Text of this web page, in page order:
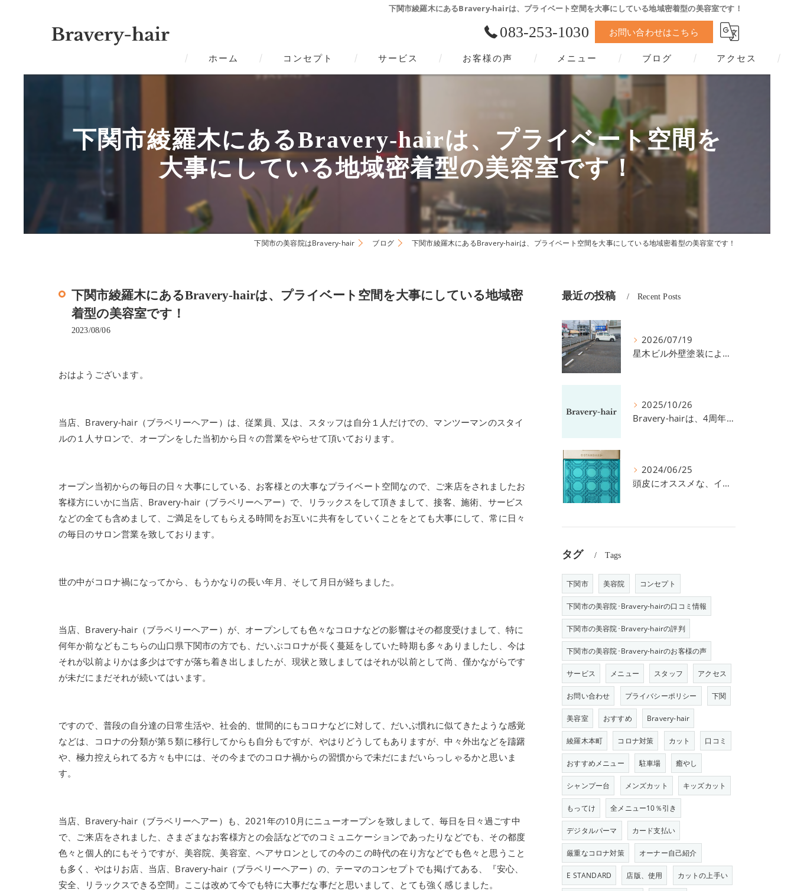
下関市綾羅木にあるBravery-hairは、プライベート空間を大事にしている地域密着型の美容室です！
083-253-1030 お問い合わせはこちら
ホーム コンセプト
下関市の美容院･Bravery-hairのお客様の声
サービス お客様の声 メニュー ブログ アクセス
下関市綾羅木にあるBravery-hairは、プライベート空間を
大事にしている地域密着型の美容室です！
下関市の美容院はBravery-hair ブログ 下関市綾羅木にあるBravery-hairは、プライベート空間を大事にしている地域密着型の美容室です！
下関市綾羅木にあるBravery-hairは、プライベート空間を大事にしている地域密
着型の美容室です！
2023/08/06
おはようございます。
当店、Bravery-hair（ブラベリーヘアー）は、従業員、又は、スタッフは自分１人だけでの、マンツーマンのスタイ
ルの１人サロンで、オープンをした当初から日々の営業をやらせて頂いております。
オープン当初からの毎日の日々大事にしている、お客様との大事なプライベート空間なので、ご来店をされましたお
客様方にいかに当店、Bravery-hair（ブラベリーヘアー）で、リラックスをして頂きまして、接客、施術、サービス
などの全ても含めまして、ご満足をしてもらえる時間をお互いに共有をしていくことをとても大事にして、常に日々
の毎日のサロン営業を致しております。
世の中がコロナ禍になってから、もうかなりの長い年月、そして月日が経ちました。
当店、Bravery-hair（ブラベリーヘアー）が、オープンしても色々なコロナなどの影響はその都度受けまして、特に
何年か前などもこちらの山口県下関市の方でも、だいぶコロナが長く蔓延をしていた時期も多々ありましたし、今は
それが以前よりかは多少はですが落ち着き出しましたが、現状と致しましてはそれが以前として尚、僅かながらです
が未だにまだそれが続いてはいます。
ですので、普段の自分達の日常生活や、社会的、世間的にもコロナなどに対して、だいぶ慣れに似てきたような感覚
などは、コロナの分類が第５類に移行してからも自分もですが、やはりどうしてもありますが、中々外出などを躊躇
や、極力控えられてる方々も中には、その今までのコロナ禍からの習慣からで未だにまだいらっしゃるかと思いま
す。
当店、Bravery-hair（ブラベリーヘアー）も、2021年の10月にニューオープンを致しまして、毎日を日々過ごす中
で、ご来店をされました、さまざまなお客様方との会話などでのコミュニケーションであったりなどでも、その都度
色々と個人的にもそうですが、美容院、美容室、ヘアサロンとしての今のこの時代の在り方などでも色々と思うこと
も多く、やはりお店、当店、Bravery-hair（ブラベリーヘアー）の、テーマのコンセプトでも掲げてある、『安心、
安全、リラックスできる空間』ここは改めて今でも特に大事だな事だと思いまして、とても強く感じました。
最近の投稿 Recent Posts
2026/07/19
星木ビル外壁塗装による、駐車場の件につきまして。
2025/10/26
Bravery-hairは、4周年を迎えました！
2024/06/25
頭皮にオススメな、イイスタンダードのスカルプ系シャンプー＆トリートメントです！
タグ Tags
下関市 美容院 コンセプト
下関市の美容院･Bravery-hairの口コミ情報
下関市の美容院･Bravery-hairの評判
下関市の美容院･Bravery-hairのお客様の声
サービス メニュー スタッフ アクセス
お問い合わせ プライバシーポリシー 下関
美容室 おすすめ Bravery-hair
綾羅木本町 コロナ対策 カット 口コミ
おすすめメニュー 駐車場 癒やし
シャンプー台 メンズカット キッズカット
もってけ 全メニュー10％引き
デジタルパーマ カード支払い
厳重なコロナ対策 オーナー自己紹介
E STANDARD 店版、使用 カットの上手い